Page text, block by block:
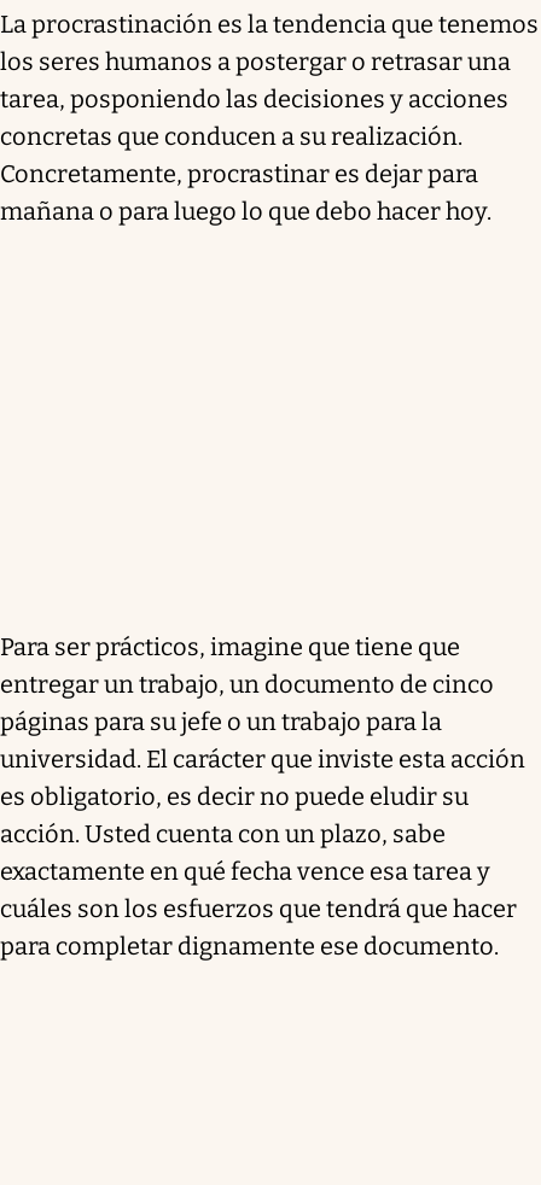
La procrastinación es la tendencia que tenemos
los seres humanos a postergar o retrasar una
tarea, posponiendo las decisiones y acciones
concretas que conducen a su realización.
Concretamente, procrastinar es dejar para
mañana o para luego lo que debo hacer hoy.
Para ser prácticos, imagine que tiene que
entregar un trabajo, un documento de cinco
páginas para su jefe o un trabajo para la
universidad. El carácter que inviste esta acción
es obligatorio, es decir no puede eludir su
acción. Usted cuenta con un plazo, sabe
exactamente en qué fecha vence esa tarea y
cuáles son los esfuerzos que tendrá que hacer
para completar dignamente ese documento.